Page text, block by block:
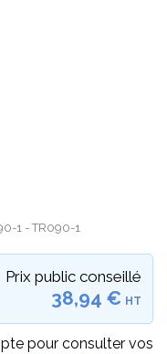
1 - TR090-1
Prix public conseillé
38,94 € HT
pour consulter vos